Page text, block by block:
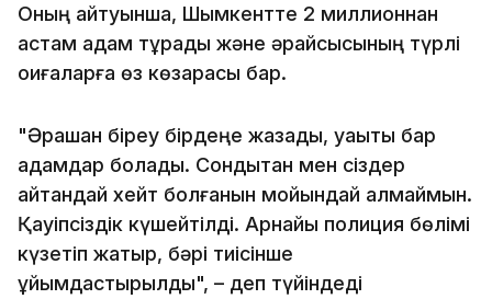
Оның айтуынша, Шымкентте 2 миллионнан
астам адам тұрады және әрқайсысының түрлі
оқиғаларға өз көзқарасы бар.
"Әрқашан біреу бірдеңе жазады, уақыты бар
адамдар болады. Сондықтан мен сіздер
айтқандай хейт болғанын мойындай алмаймын.
Қауіпсіздік күшейтілді. Арнайы полиция бөлімі
күзетіп жатыр, бәрі тиісінше
ұйымдастырылды", – деп түйіндеді